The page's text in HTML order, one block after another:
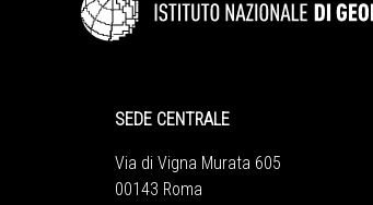
SEDE CENTRALE
Via di Vigna Murata 605
00143 Roma